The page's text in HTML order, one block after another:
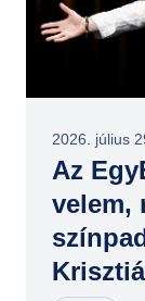
2026. július
Az
velem,